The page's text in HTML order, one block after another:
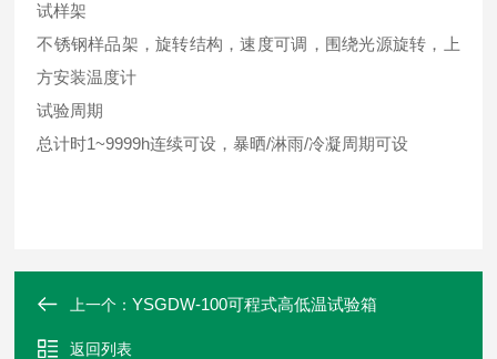
试样架
不锈钢样品架，旋转结构，速度可调，围绕光源旋转，上
方安装温度计
试验周期
总计时1~9999h连续可设，暴晒/淋雨/冷凝周期可设
上一个：YSGDW-100可程式高低温试验箱
返回列表